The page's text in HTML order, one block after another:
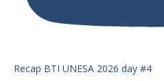
Recap BTI UNESA 2026 day #4